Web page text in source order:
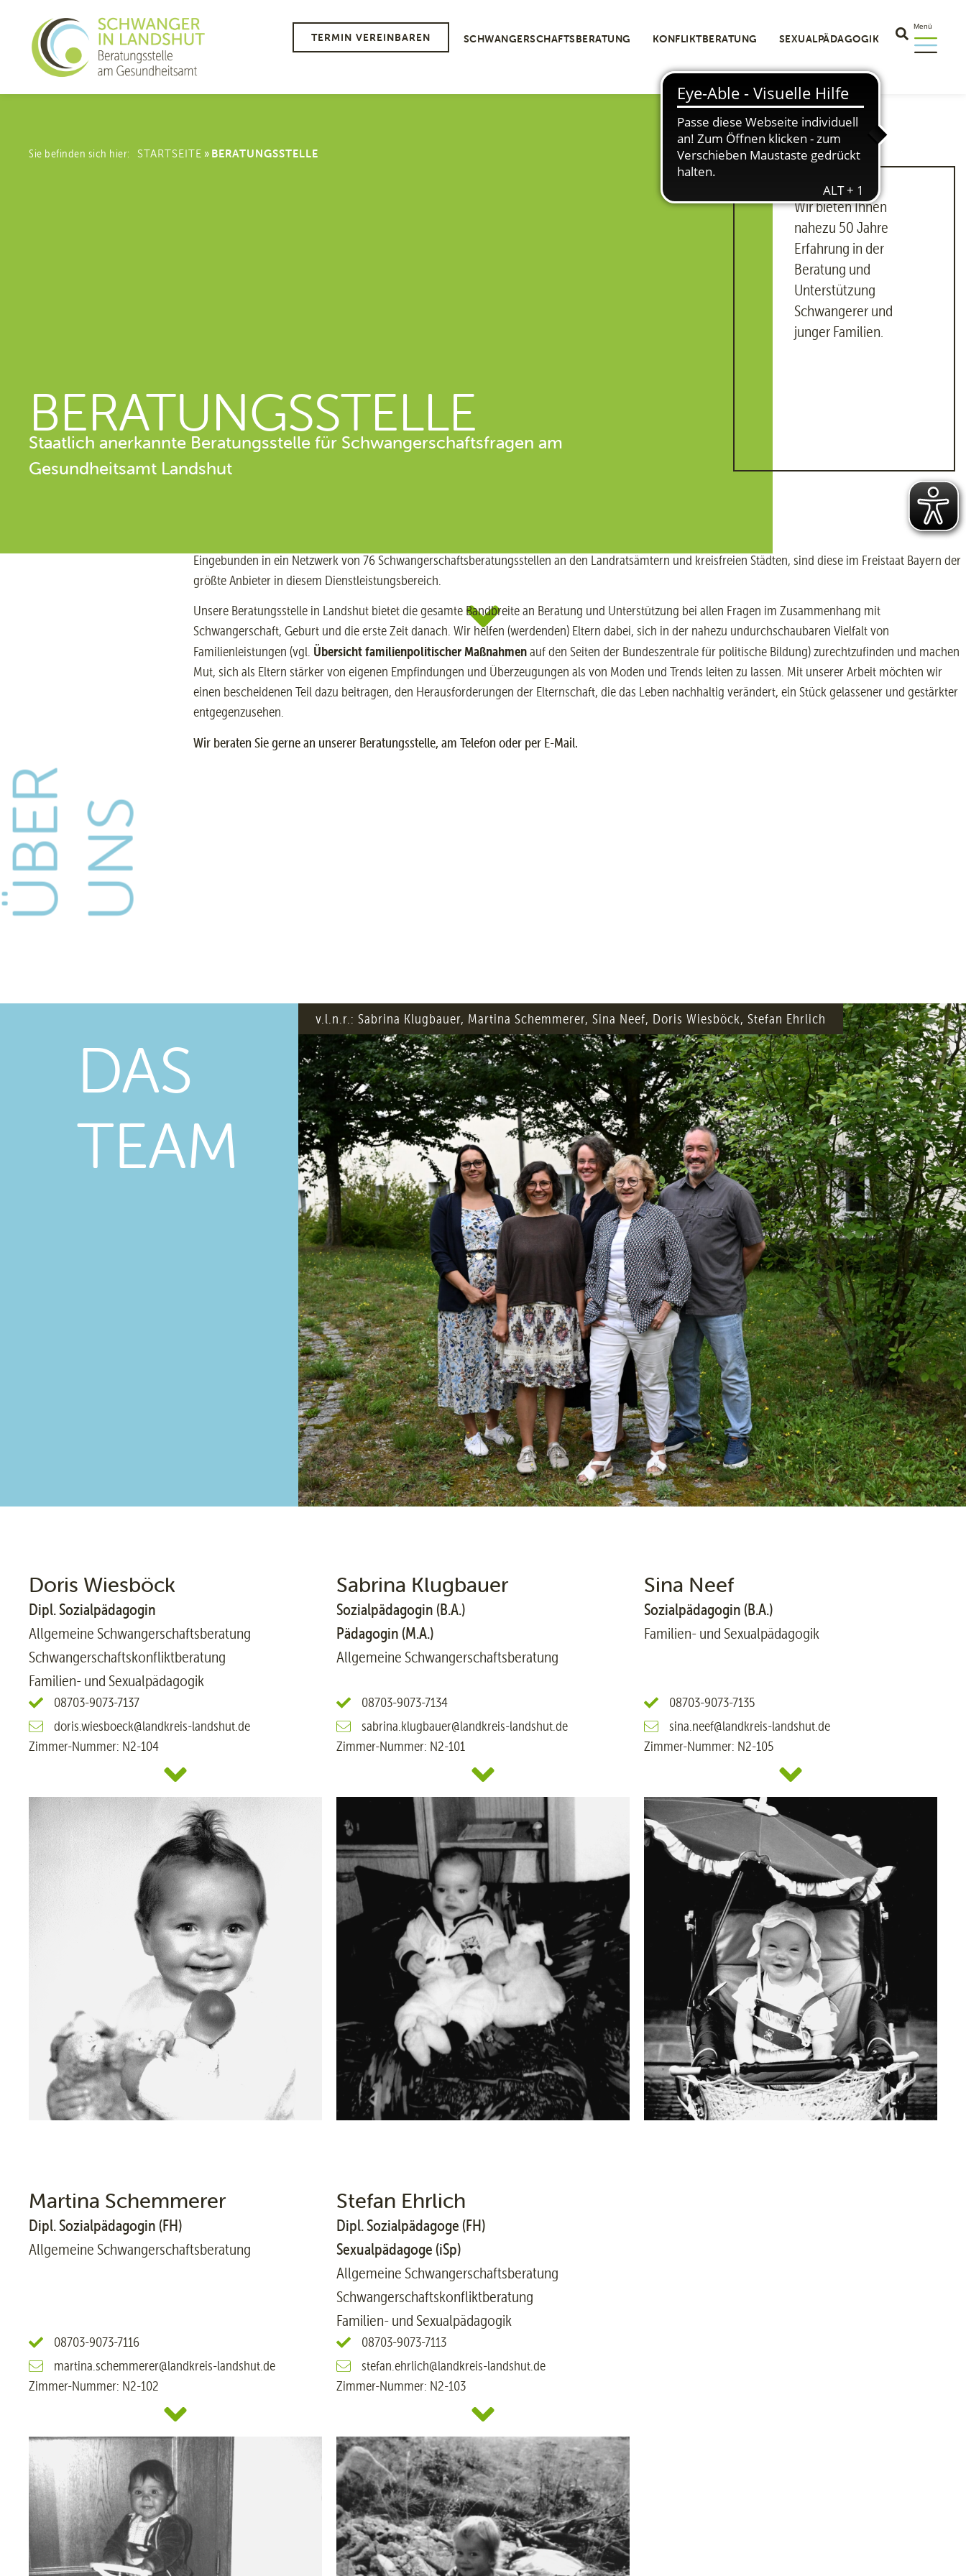
Menü
SCHWANGERSCHAFTSBERATUNG KONFLIKTBERATUNG SEXUALPÄDAGOGIK
TERMIN VEREINBAREN
Wir bieten Ihnen
nahezu 50 Jahre
Erfahrung in der
Beratung und
Unterstützung
Schwangerer und
junger Familien.
Sie befinden sich hier: STARTSEITE » BERATUNGSSTELLE
BERATUNGSSTELLE
Staatlich anerkannte Beratungsstelle für Schwangerschaftsfragen am
Gesundheitsamt Landshut
UNS
Eingebunden in ein Netzwerk von 76 Schwangerschaftsberatungsstellen an den Landratsämtern und kreisfreien Städten, sind diese im Freistaat Bayern der
größte Anbieter in diesem Dienstleistungsbereich.
Unsere Beratungsstelle in Landshut bietet die gesamte Bandbreite an Beratung und Unterstützung bei allen Fragen im Zusammenhang mit
Schwangerschaft, Geburt und die erste Zeit danach. Wir helfen (werdenden) Eltern dabei, sich in der nahezu undurchschaubaren Vielfalt von
Familienleistungen (vgl. Übersicht familienpolitischer Maßnahmenauf den Seiten der Bundeszentrale für politische Bildung) zurechtzufinden und machen
Mut, sich als Eltern stärker von eigenen Empfindungen und Überzeugungen als von Moden und Trends leiten zu lassen. Mit unserer Arbeit möchten wir
einen bescheidenen Teil dazu beitragen, den Herausforderungen der Elternschaft, die das Leben nachhaltig verändert, ein Stück gelassener und gestärkter
entgegenzusehen.
Wir beraten Sie gerne an unserer Beratungsstelle, am Telefon oder per E-Mail.
DAS
TEAM
v.l.n.r.: Sabrina Klugbauer, Martina Schemmerer, Sina Neef, Doris Wiesböck, Stefan Ehrlich
Doris Wiesböck
Dipl. Sozialpädagogin
Allgemeine Schwangerschaftsberatung
Schwangerschaftskonfliktberatung
Familien- und Sexualpädagogik
08703-9073-7137
doris.wiesboeck@landkreis-landshut.de
Zimmer-Nummer: N2-104
Sabrina Klugbauer
Sozialpädagogin (B.A.)
Pädagogin (M.A.)
Allgemeine Schwangerschaftsberatung
08703-9073-7134
sabrina.klugbauer@landkreis-landshut.de
Zimmer-Nummer: N2-101
Sina Neef
Sozialpädagogin (B.A.)
Familien- und Sexualpädagogik
08703-9073-7135
sina.neef@landkreis-landshut.de
Zimmer-Nummer: N2-105
Martina Schemmerer
Dipl. Sozialpädagogin (FH)
Allgemeine Schwangerschaftsberatung
08703-9073-7116
martina.schemmerer@landkreis-landshut.de
Zimmer-Nummer: N2-102
Stefan Ehrlich
Dipl. Sozialpädagoge (FH)
Sexualpädagoge (iSp)
Allgemeine Schwangerschaftsberatung
Schwangerschaftskonfliktberatung
Familien- und Sexualpädagogik
08703-9073-7113
stefan.ehrlich@landkreis-landshut.de
Zimmer-Nummer: N2-103